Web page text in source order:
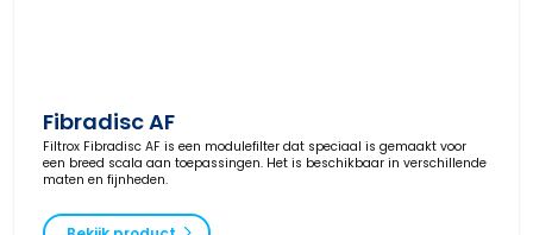
Fibradisc AF
Filtrox Fibradisc AF is een modulefilter dat speciaal is gemaakt voor
een breed scala aan toepassingen. Het is beschikbaar in verschillende
maten en fijnheden.